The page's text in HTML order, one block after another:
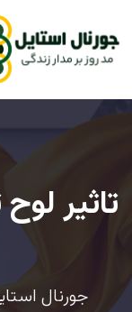
تاثیر
جورنال